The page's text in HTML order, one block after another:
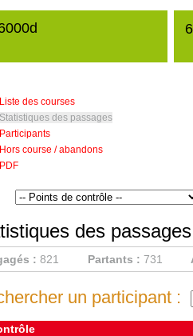
Liste des courses
Statistiques des passages
Participants
Hors course / abandons
PDF
des passages
: 821 Partants : 731
un participant :